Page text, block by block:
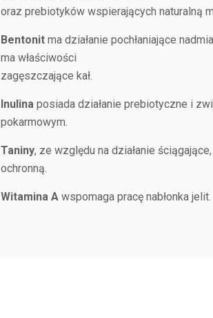
oraz prebiotyków wspierających naturalną
Bentonit ma działanie pochłaniające
ma właściwości
zagęszczające kał.
Inulina posiada działanie prebiotyczne i
pokarmowym.
Taniny, ze względu na działanie
ochronną.
Witamina A wspomaga pracę nabłonka jelit.